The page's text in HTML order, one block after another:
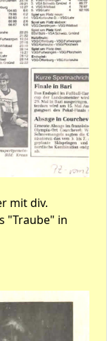
mit div.
"Traube" in